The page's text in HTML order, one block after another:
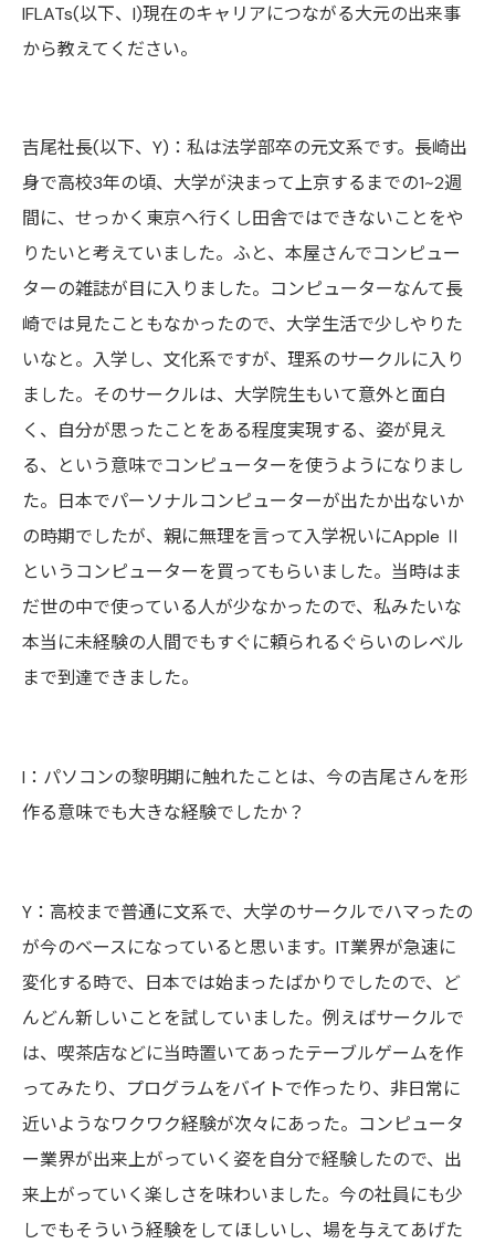
IFLATs(以下、I)現在のキャリアにつながる大元の出来事
から教えてください。
吉尾社長(以下、Y)：私は法学部卒の元文系です。長崎出
身で高校3年の頃、大学が決まって上京するまでの1~2週
間に、せっかく東京へ行くし田舎ではできないことをや
りたいと考えていました。ふと、本屋さんでコンピュー
ターの雑誌が目に入りました。コンピューターなんて長
崎では見たこともなかったので、大学生活で少しやりた
いなと。入学し、文化系ですが、理系のサークルに入り
ました。そのサークルは、大学院生もいて意外と面白
く、自分が思ったことをある程度実現する、姿が見え
る、という意味でコンピューターを使うようになりまし
た。日本でパーソナルコンピューターが出たか出ないか
の時期でしたが、親に無理を言って入学祝いにApple Ⅱ
というコンピューターを買ってもらいました。当時はま
だ世の中で使っている人が少なかったので、私みたいな
本当に未経験の人間でもすぐに頼られるぐらいのレベル
まで到達できました。
I：パソコンの黎明期に触れたことは、今の吉尾さんを形
作る意味でも大きな経験でしたか？
Y：高校まで普通に文系で、大学のサークルでハマったの
が今のベースになっていると思います。IT業界が急速に
変化する時で、日本では始まったばかりでしたので、ど
んどん新しいことを試していました。例えばサークルで
は、喫茶店などに当時置いてあったテーブルゲームを作
ってみたり、プログラムをバイトで作ったり、非日常に
近いようなワクワク経験が次々にあった。コンピュータ
ー業界が出来上がっていく姿を自分で経験したので、出
来上がっていく楽しさを味わいました。今の社員にも少
しでもそういう経験をしてほしいし、場を与えてあげた